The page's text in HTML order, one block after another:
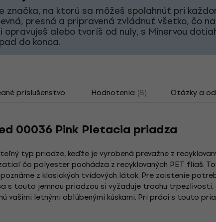
značka, na ktorú sa môžeš spoľahnúť pri
presná a pripravená zvládnuť všetko, čo
opravuješ alebo tvoríš od nuly, s Minervou
do konca.
príslušenstvo Hodnotenia (8) Otázky a
00036 Pink Pletacia priadza
typ priadze, keďže je vyrobená prevažne z
čo polyester pochádza z recyklovaných PET fliaš.
z klasických tvídových látok. Pre zaistenie
s touto jemnou priadzou si vyžaduje trochu trpezlivosti,
vašimi letnými obľúbenými kúskami. Pri práci s touto